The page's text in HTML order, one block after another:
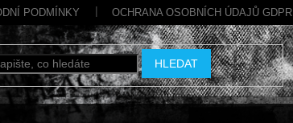
PODMÍNKY OCHRANA OSOBNÍCH ÚDAJŮ GDPR
HLEDAT